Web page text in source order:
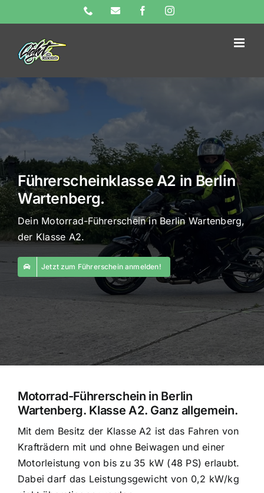
to
content
Phone E-
FacebookInstagram
Führerscheinklasse A2 in Berlin
Wartenberg.
Dein Motorrad-Führerschein in Berlin Wartenberg,
der Klasse A2.
Jetzt zum Führerschein anmelden!
Motorrad-Führerschein in Berlin
Wartenberg. Klasse A2. Ganz allgemein.
Mit dem Besitz der Klasse A2 ist das Fahren von
Krafträdern mit und ohne Beiwagen und einer
Motorleistung von bis zu 35 kW (48 PS) erlaubt.
Dabei darf das Leistungsgewicht von 0,2 kW/kg